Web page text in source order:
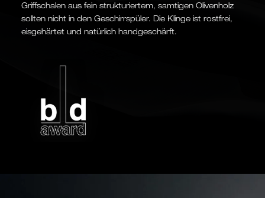
Griffschalen aus fein strukturiertem, samtigen Olivenholz
sollten nicht in den Geschirrspüler. Die Klinge ist rostfrei,
eisgehärtet und natürlich handgeschärft.